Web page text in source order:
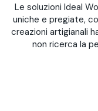
Le soluzioni Ideal
uniche e pregiate,
creazioni artigianali
non ricerca la